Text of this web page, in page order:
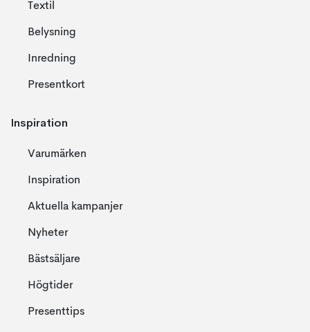
Textil
Belysning
Inredning
Presentkort
Inspiration
Varumärken
Inspiration
Aktuella kampanjer
Nyheter
Bästsäljare
Högtider
Presenttips